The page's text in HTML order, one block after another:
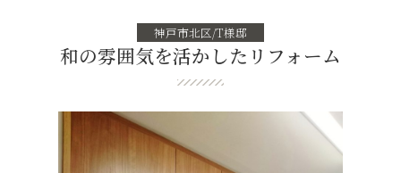
神戸市北区/T様邸
和の雰囲気を活かしたリフォーム